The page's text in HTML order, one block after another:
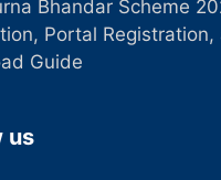
Bhandar Scheme
Portal Registration,
Guide
us